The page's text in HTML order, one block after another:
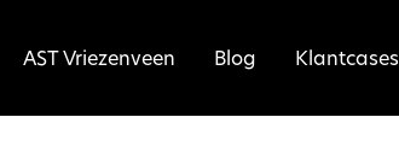
AST Vriezenveen Blog Klantcases